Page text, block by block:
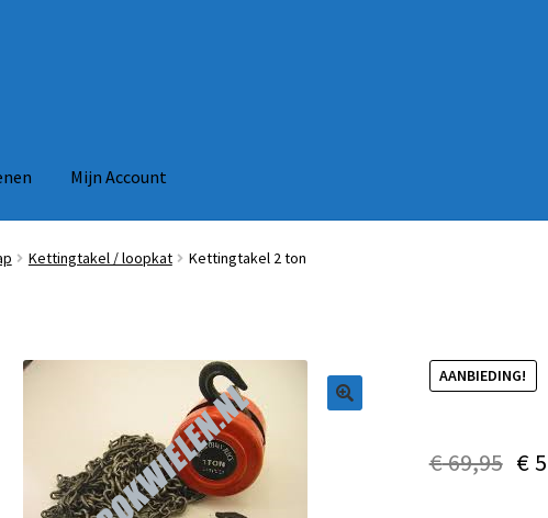
Mijn Account
Kettingtakel / loopkat Kettingtakel 2 ton
AANBIEDING!
€69,95 €